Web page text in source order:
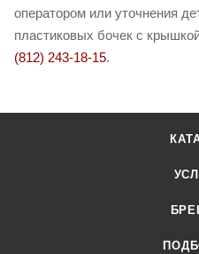
оператором или уточнения
пластиковых бочек с
(812) 243-18-15.